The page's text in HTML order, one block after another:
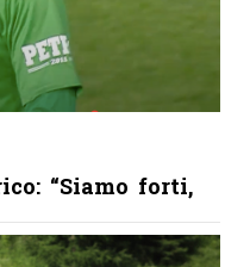
“Siamo forti,